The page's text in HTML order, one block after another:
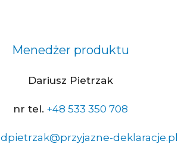
Menedżer produktu
Dariusz Pietrzak
nr tel. +48 533 350 708
dpietrzak@przyjazne-deklaracje.pl